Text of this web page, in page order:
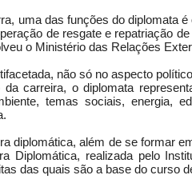
uma das funções do diplomata
de resgate e repatriação
o Ministério das Relações
não só no aspecto
da carreira, o diplomata
temas sociais, energia,
diplomática, além de se formar
Diplomática, realizada pelo
das quais são a base do curso